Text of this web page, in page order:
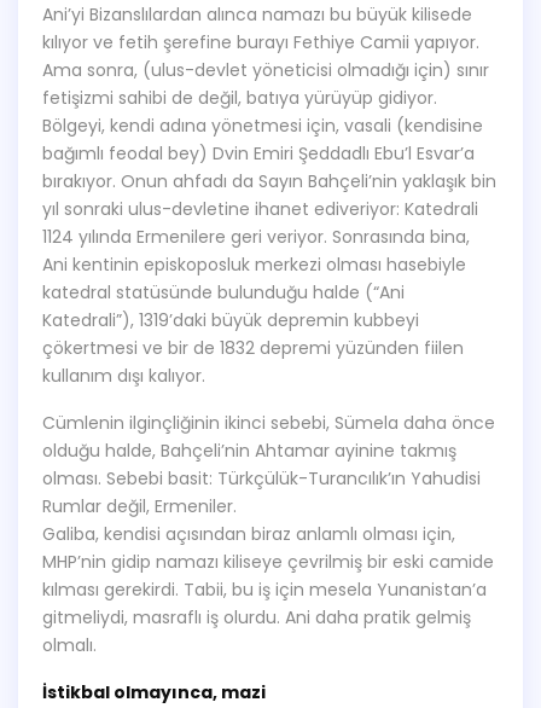
Ani’yi Bizanslılardan alınca namazı bu büyük kilisede
kılıyor ve fetih şerefine burayı Fethiye Camii yapıyor.
Ama sonra, (ulus-devlet yöneticisi olmadığı için) sınır
fetişizmi sahibi de değil, batıya yürüyüp gidiyor.
Bölgeyi, kendi adına yönetmesi için, vasali (kendisine
bağımlı feodal bey) Dvin Emiri Şeddadlı Ebu’l Esvar’a
bırakıyor. Onun ahfadı da Sayın Bahçeli’nin yaklaşık bin
yıl sonraki ulus-devletine ihanet ediveriyor: Katedrali
1124 yılında Ermenilere geri veriyor. Sonrasında bina,
Ani kentinin episkoposluk merkezi olması hasebiyle
katedral statüsünde bulunduğu halde (“Ani
Katedrali”), 1319’daki büyük depremin kubbeyi
çökertmesi ve bir de 1832 depremi yüzünden fiilen
kullanım dışı kalıyor.
Cümlenin ilginçliğinin ikinci sebebi, Sümela daha önce
olduğu halde, Bahçeli’nin Ahtamar ayinine takmış
olması. Sebebi basit: Türkçülük-Turancılık’ın Yahudisi
Rumlar değil, Ermeniler.
Galiba, kendisi açısından biraz anlamlı olması için,
MHP’nin gidip namazı kiliseye çevrilmiş bir eski camide
kılması gerekirdi. Tabii, bu iş için mesela Yunanistan’a
gitmeliydi, masraflı iş olurdu. Ani daha pratik gelmiş
olmalı.
İstikbal olmayınca, mazi